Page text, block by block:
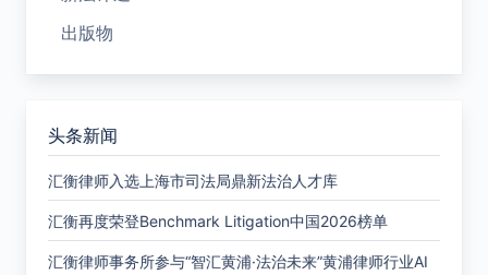
出版物
头条新闻
汇衡律师入选上海市司法局鼎新法治人才库
汇衡再度荣登Benchmark Litigation中国2026榜单
汇衡律师事务所参与“智汇黄浦·法治未来”黄浦律师行业AI